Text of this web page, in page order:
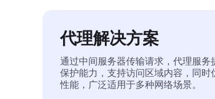
代理解决方案
通过中间服务器传输请求，代理服务
保护能力，支持访问区域内容，同时
性能，广泛适用于多种网络场景。